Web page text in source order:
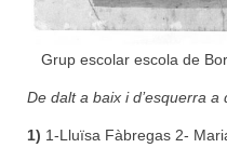
Grup escolar escola de
De dalt a baix i d’esquerra a
1) 1-Lluïsa Fàbregas 2-